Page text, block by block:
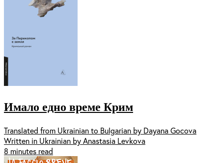
Имало едно време Крим
Translated from Ukrainian to Bulgarian by Dayana Gocova
Written in Ukrainian by Anastasia Levkova
8 minutes read